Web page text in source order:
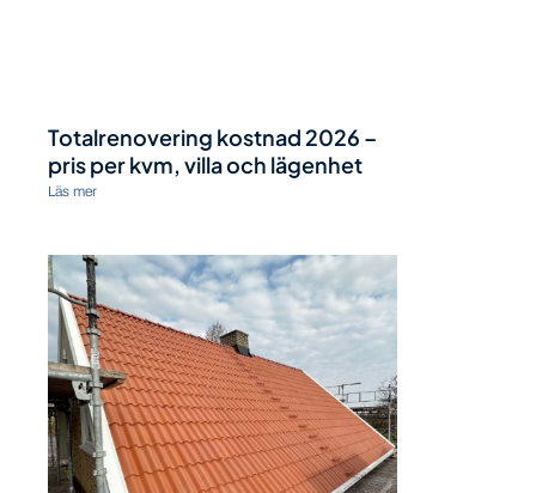
Totalrenovering kostnad 2026 –
pris per kvm, villa och lägenhet
Läs mer